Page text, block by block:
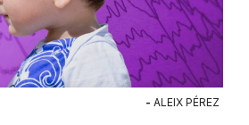
- ALEIX PÉREZ